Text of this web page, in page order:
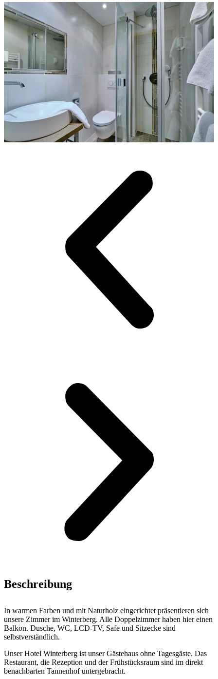
Beschreibung
In warmen Farben und mit Naturholz eingerichtet präsentieren sich
unsere Zimmer im Winterberg. Alle Doppelzimmer haben hier einen
Balkon. Dusche, WC, LCD-TV, Safe und Sitzecke sind
selbstverständlich.
Unser Hotel Winterberg ist unser Gästehaus ohne Tagesgäste. Das
Restaurant, die Rezeption und der Frühstücksraum sind im direkt
benachbarten Tannenhof untergebracht.